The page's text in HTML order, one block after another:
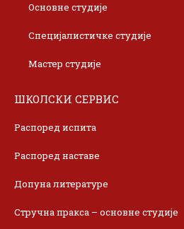
Основне студије
Специјалистичке студије
Мастер студије
ШКОЛСКИ СЕРВИС
Распоред испита
Распоред наставе
Допуна литературе
Стручна пракса – основне студије